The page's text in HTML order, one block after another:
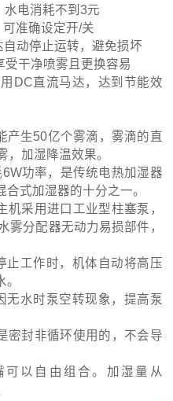
电消耗不到3元
准确设定开/关
动停止运转，避免损坏
受干净喷雾且更换容易
DC直流马达，达到节能效
产生50亿个雾滴，雾滴的直
加湿降温效果。
功率，是传统电热加湿器
式加湿器的十分之一。
采用进口工业型柱塞泵，
雾分配器无动力易损部件，
止工作时，机体自动将高压
无水时泵空转现象，提高泵
密封非循环使用的，不会导
以自由组合。加湿量从